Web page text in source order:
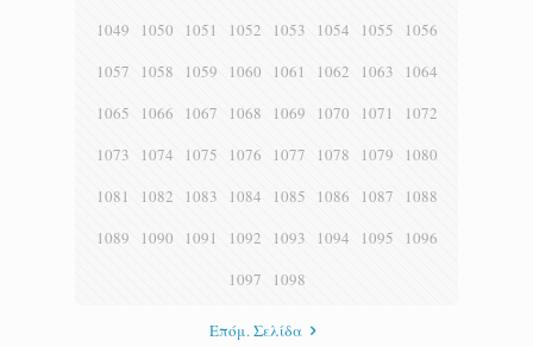
1049
1050 1051 1052 1053 1054 1055
1056
1057
1058 1059 1060 1061 1062 1063
1064
1065
1066 1067 1068 1069 1070 1071
1072
1073
1074 1075 1076 1077 1078 1079
1080
1081
1082 1083 1084 1085 1086 1087
1088
1089
1090 1091 1092 1093 1094 1095
1096
1097
1098
Επόμ. Σελίδα